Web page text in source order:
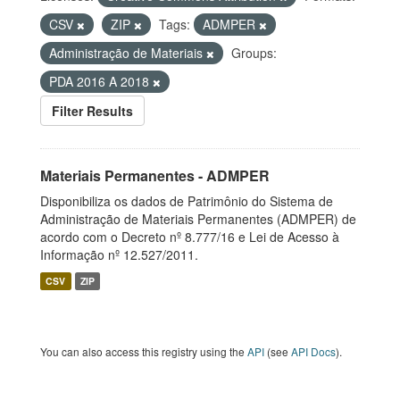
CSV
ZIP Tags:
ADMPER
Administração de Materiais
Groups:
PDA 2016 A 2018
Filter Results
Materiais Permanentes - ADMPER
Disponibiliza os dados de Patrimônio do Sistema de
Administração de Materiais Permanentes (ADMPER) de
acordo com o Decreto nº 8.777/16 e Lei de Acesso à
Informação nº 12.527/2011.
CSV ZIP
You can also access this registry using the API (see API Docs).